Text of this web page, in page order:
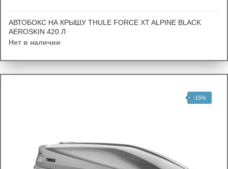
АВТОБОКС НА КРЫШУ THULE FORCE XT ALPINE BLACK
AEROSKIN 420 Л
Нет в наличии
-15%